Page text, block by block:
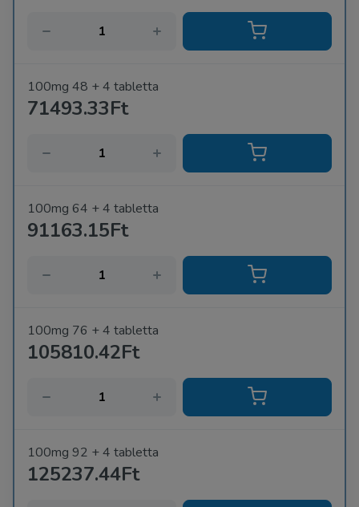
100mg 48 + 4 tabletta
71493.33Ft
100mg 64 + 4 tabletta
91163.15Ft
100mg 76 + 4 tabletta
105810.42Ft
100mg 92 + 4 tabletta
125237.44Ft